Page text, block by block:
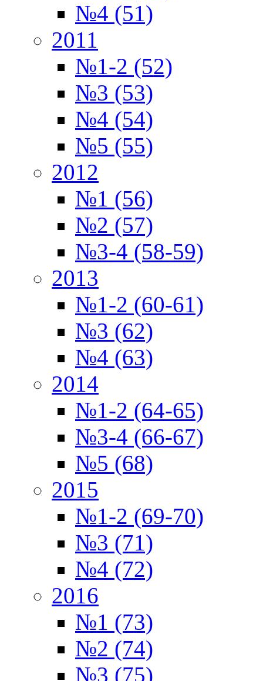
№4 (51)
2011
№1-2 (52)
№3 (53)
№4 (54)
№5 (55)
2012
№1 (56)
№2 (57)
№3-4 (58-59)
2013
№1-2 (60-61)
№3 (62)
№4 (63)
2014
№1-2 (64-65)
№3-4 (66-67)
№5 (68)
2015
№1-2 (69-70)
№3 (71)
№4 (72)
2016
№1 (73)
№2 (74)
№3 (75)